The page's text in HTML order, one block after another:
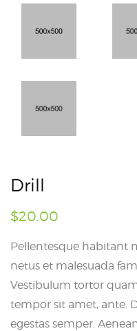
Drill
$20.00
Pellentesque habitant
netus et malesuada
Vestibulum tortor
tempor sit amet, ante.
egestas semper.